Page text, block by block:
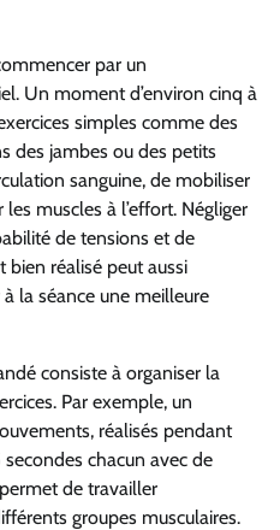
par un
Un moment d’environ cinq à
simples comme des
des jambes ou des petits
sanguine, de mobiliser
muscles à l’effort. Négliger
de tensions et de
réalisé peut aussi
la séance une meilleure
consiste à organiser la
Par exemple, un
réalisés pendant
chacun avec de
de travailler
groupes musculaires.